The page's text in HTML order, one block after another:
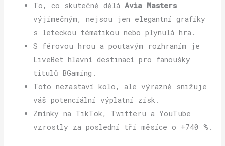
To, co skutečně děláAvia Masters
výjimečným, nejsou jen elegantní grafiky
s leteckou tématikou nebo plynulá hra.
S férovou hrou a poutavým rozhraním je
LiveBet hlavní destinací pro fanoušky
titulů BGaming.
Toto nezastaví kolo, ale výrazně snižuje
váš potenciální výplatní zisk.
Zmínky na TikTok, Twitteru a YouTube
vzrostly za poslední tři měsíce o +740 %.